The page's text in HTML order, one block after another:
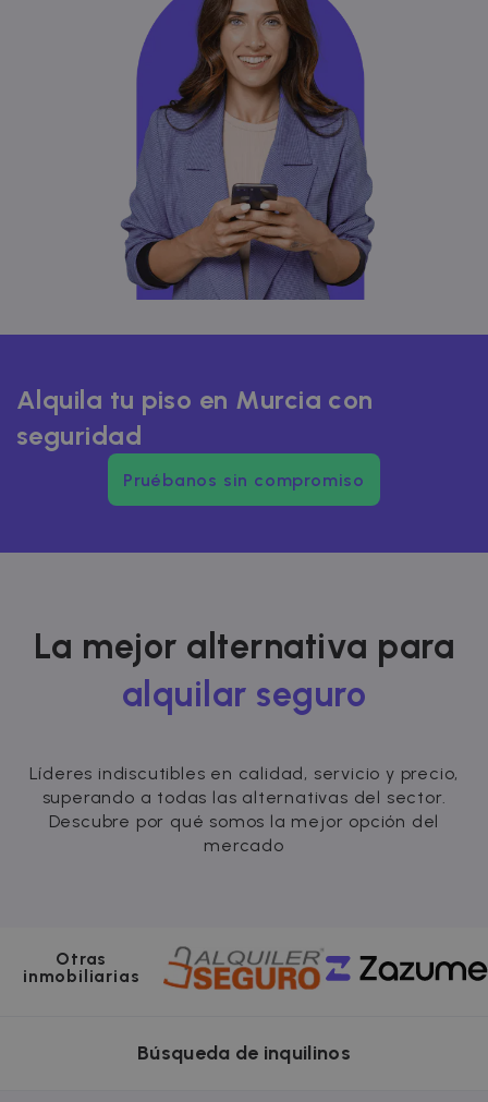
Alquila tu piso en Murcia con
seguridad
Pruébanos sin compromiso
La mejor alternativa para
alquilar seguro
Líderes indiscutibles en calidad, servicio y precio,
superando a todas las alternativas del sector.
Descubre por qué somos la mejor opción del
mercado
Otras
inmobiliarias
Búsqueda de inquilinos